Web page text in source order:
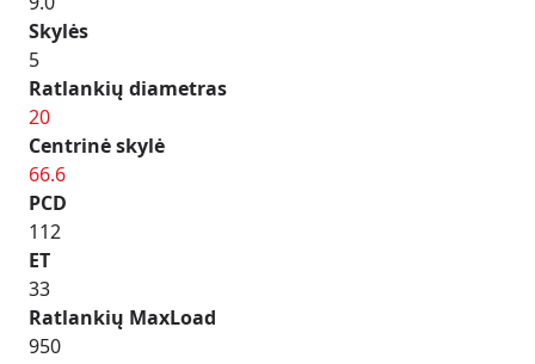
Skylės
5
Ratlankių diametras
20
Centrinė skylė
66.6
PCD
112
ET
33
Ratlankių MaxLoad
950